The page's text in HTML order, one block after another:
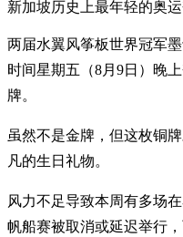
新加坡历史上最年轻的奥运
两届水翼风筝板世界冠军
时间星期五（8月9日）晚
牌。
虽然不是金牌，但这枚铜
凡的生日礼物。
风力不足导致本周有多场
帆船赛被取消或延迟举行